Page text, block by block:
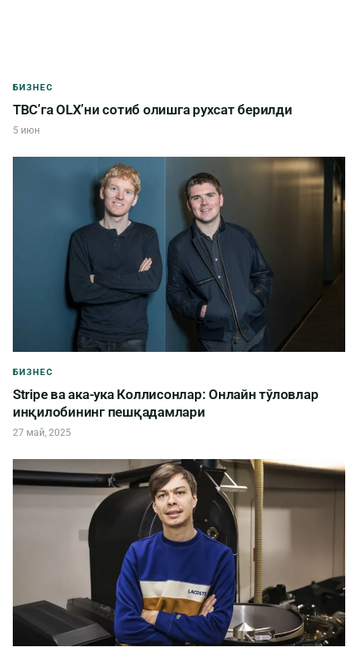
БИЗНЕС
TBC’га OLX’ни сотиб олишга рухсат берилди
5 июн
БИЗНЕС
Stripe ва ака-ука Коллисонлар: Онлайн тўловлар
инқилобининг пешқадамлари
27 май, 2025